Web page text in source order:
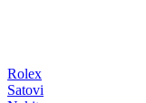
Rolex
Satovi